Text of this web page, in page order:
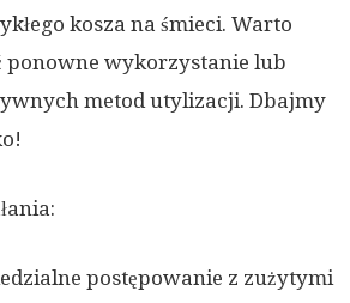
kosza na śmieci. Warto
ponowne wykorzystanie lub
metod utylizacji. Dbajmy
postępowanie z zużytymi